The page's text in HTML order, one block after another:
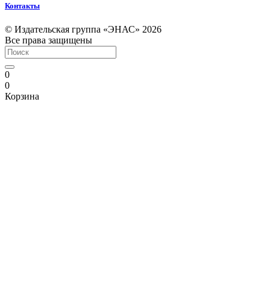
Контакты
© Издательская группа «ЭНАС» 2026
Все права защищены
0
0
Корзина